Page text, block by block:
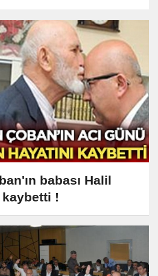
babası Halil
kaybetti !